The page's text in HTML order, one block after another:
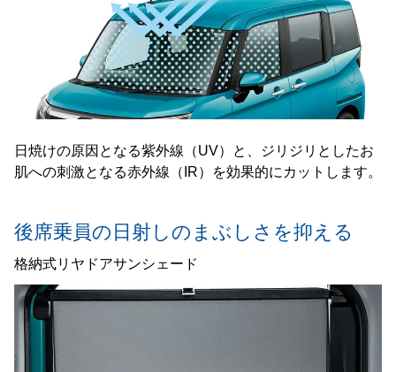
日焼けの原因となる紫外線（UV）と、ジリジリとしたお
肌への刺激となる赤外線（IR）を効果的にカットします。
後席乗員の日射しのまぶしさを抑える
格納式リヤドアサンシェード